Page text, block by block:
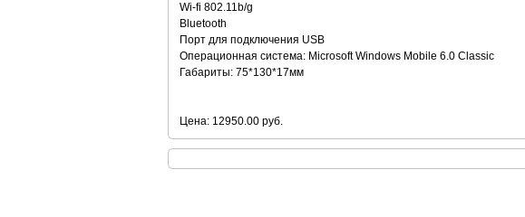
Wi-fi 802.11b/g
Bluetooth
Порт для подключения USB
Операционная система: Microsoft Windows Mobile 6.0 Classic
Габариты: 75*130*17мм
Цена: 12950.00 руб.